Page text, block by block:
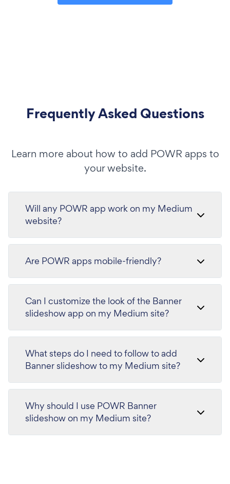
Frequently Asked Questions
Learn more about how to add POWR apps to
your website.
Will any POWR app work on my Medium
website?
Are POWR apps mobile-friendly?
Can I customize the look of the Banner
slideshow app on my Medium site?
What steps do I need to follow to add
Banner slideshow to my Medium site?
Why should I use POWR Banner
slideshow on my Medium site?